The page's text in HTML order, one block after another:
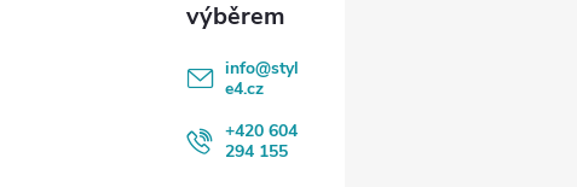
info@styl
e4.cz
+420 604
294 155